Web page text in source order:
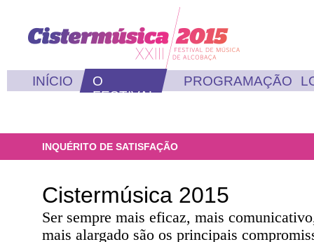
INÍCIO
O
FESTIVAL
PROGRAMAÇÃO
INQUÉRITO DE SATISFAÇÃO